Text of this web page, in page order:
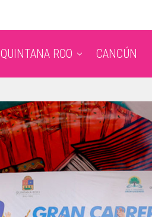
QUINTANA ROO CANCÚN